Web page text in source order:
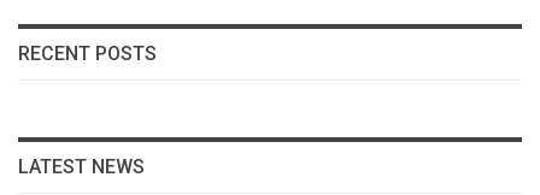
RECENT POSTS
LATEST NEWS